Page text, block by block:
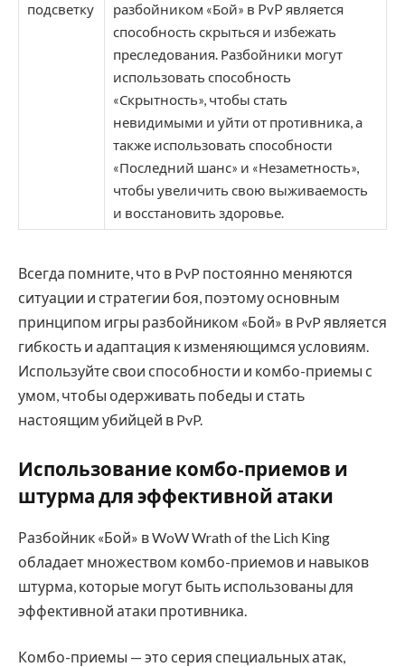
подсветку
разбойником «Бой» в PvP является
способность скрыться и избежать
преследования. Разбойники могут
использовать способность
«Скрытность», чтобы стать
невидимыми и уйти от противника, а
также использовать способности
«Последний шанс» и «Незаметность»,
чтобы увеличить свою выживаемость
и восстановить здоровье.
Всегда помните, что в PvP постоянно меняются
ситуации и стратегии боя, поэтому основным
принципом игры разбойником «Бой» в PvP является
гибкость и адаптация к изменяющимся условиям.
Используйте свои способности и комбо-приемы с
умом, чтобы одерживать победы и стать
настоящим убийцей в PvP.
Использование комбо-приемов и
штурма для эффективной атаки
Разбойник «Бой» в WoW Wrath of the Lich King
обладает множеством комбо-приемов и навыков
штурма, которые могут быть использованы для
эффективной атаки противника.
Комбо-приемы — это серия специальных атак,